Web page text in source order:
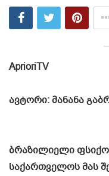
AprioriTV
ავტორი: მანანა
ბრაზილიელი
საქართველოს მას